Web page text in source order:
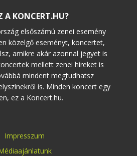
A KONCERT.HU?
elsőszámú zenei esemény
közelgő eseményt, koncertet,
amikre akár azonnal jegyet is
mellett zenei híreket is
mindent megtudhatsz
is. Minden koncert egy
ez a Koncert.hu.
Impresszum